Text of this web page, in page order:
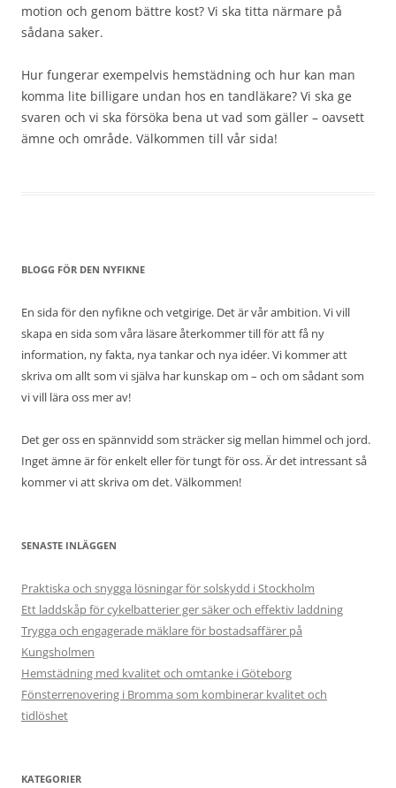
motion och genom bättre kost? Vi ska titta närmare på
sådana saker.
Hur fungerar exempelvis hemstädning och hur kan man
komma lite billigare undan hos en tandläkare? Vi ska ge
svaren och vi ska försöka bena ut vad som gäller – oavsett
ämne och område. Välkommen till vår sida!
BLOGG FÖR DEN NYFIKNE
En sida för den nyfikne och vetgirige. Det är vår ambition. Vi vill
skapa en sida som våra läsare återkommer till för att få ny
information, ny fakta, nya tankar och nya idéer. Vi kommer att
skriva om allt som vi själva har kunskap om – och om sådant som
vi vill lära oss mer av!
Det ger oss en spännvidd som sträcker sig mellan himmel och jord.
Inget ämne är för enkelt eller för tungt för oss. Är det intressant så
kommer vi att skriva om det. Välkommen!
SENASTE INLÄGGEN
Praktiska och snygga lösningar för solskydd i Stockholm
Ett laddskåp för cykelbatterier ger säker och effektiv laddning
Trygga och engagerade mäklare för bostadsaffärer på
Kungsholmen
Hemstädning med kvalitet och omtanke i Göteborg
Fönsterrenovering i Bromma som kombinerar kvalitet och
tidlöshet
KATEGORIER